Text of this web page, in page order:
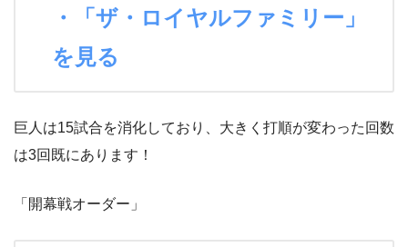
・「ザ・ロイヤルファミリー」
を見る
巨人は15試合を消化しており、大きく打順が変わった回数
は3回既にあります！
「開幕戦オーダー」